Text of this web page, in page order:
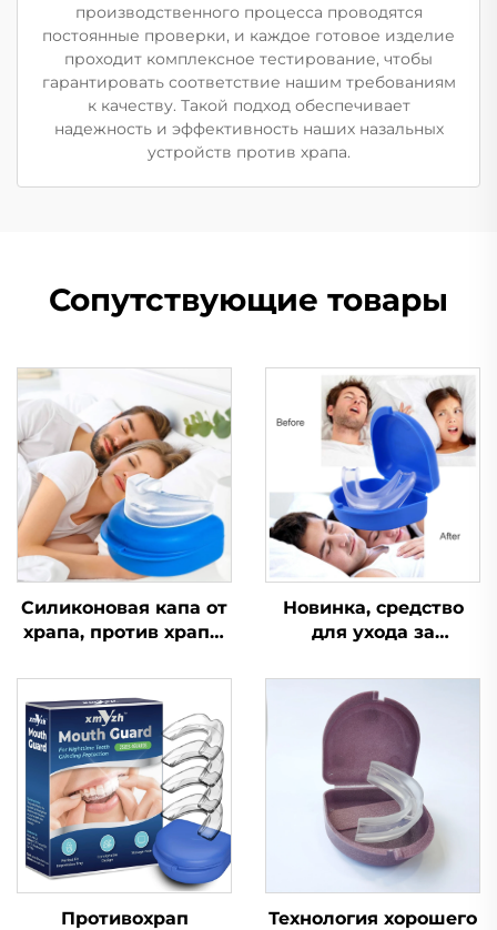
производственного процесса проводятся
постоянные проверки, и каждое готовое изделие
проходит комплексное тестирование, чтобы
гарантировать соответствие нашим требованиям
к качеству. Такой подход обеспечивает
надежность и эффективность наших назальных
устройств против храпа.
Сопутствующие товары
Силиконовая капа от
храпа, против храпа,
бруксизма, средство
для сна,
ортодонтическая
капа, средства
личной гигиены,
помощь при сне и
храпе
Новинка, средство
для ухода за
устройство для
помощи во сне,
улучшает качество
сна, силиконовая и
EVA-капа от храпа
Противохрап Технология хорошего